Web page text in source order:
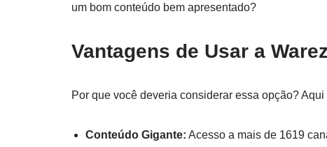
um bom conteúdo bem apresentado?
Vantagens de Usar a
Por que você deveria considerar essa opção?
Conteúdo Gigante: Acesso a mais de 1619